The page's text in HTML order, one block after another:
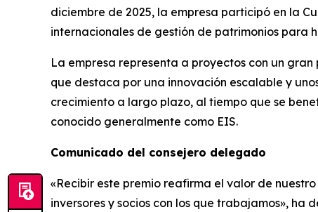
diciembre de 2025, la empresa participó en la
internacionales de gestión de patrimonios para
La empresa representa a proyectos con un
que destaca por una innovación escalable y
crecimiento a largo plazo, al tiempo que se
conocido generalmente como EIS.
Comunicado del consejero delegado
«Recibir este premio reafirma el valor de
inversores y socios con los que trabajamos»,